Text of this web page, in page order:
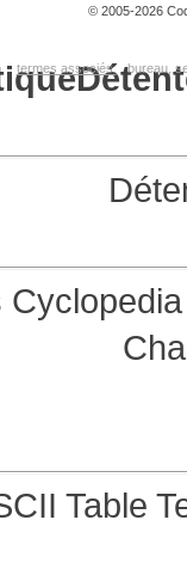
© 2005-2026
termes associés: bureau,
Table